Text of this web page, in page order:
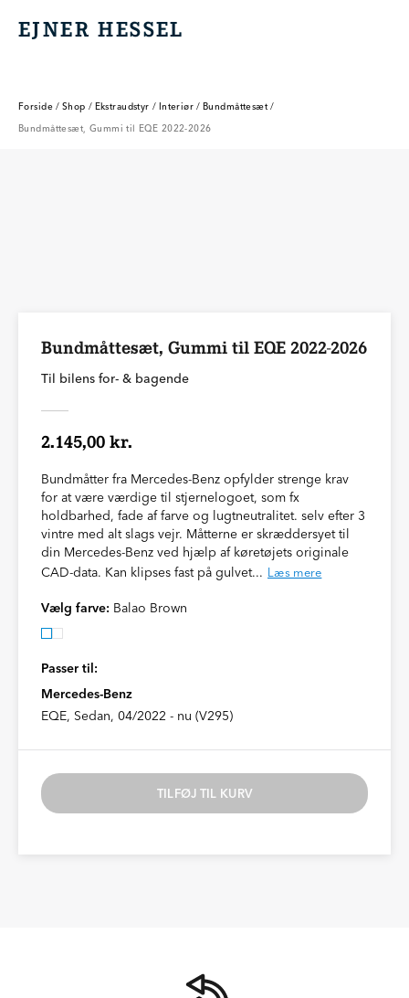
EJNER HESSEL
EJNER HESSEL
Forside / Shop / Ekstraudstyr / Interiør / Bundmåttesæt /
Bundmåttesæt, Gummi til EQE 2022-2026
Bundmåttesæt, Gummi til EQE 2022-2026
Til bilens for- & bagende
2.145,00 kr.
Bundmåtter fra Mercedes-Benz opfylder strenge krav
for at være værdige til stjernelogoet, som fx
holdbarhed, fade af farve og lugtneutralitet. selv efter 3
vintre med alt slags vejr. Måtterne er skræddersyet til
din Mercedes-Benz ved hjælp af køretøjets originale
CAD-data. Kan klipses fast på gulvet... Læs mere
Vælg farve: Balao Brown
Passer til:
Mercedes-Benz
EQE, Sedan, 04/2022 - nu (V295)
TILFØJ TIL KURV